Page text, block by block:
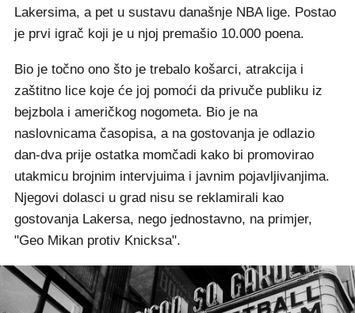
Lakersima, a pet u sustavu današnje NBA lige. Postao
je prvi igrač koji je u njoj premašio 10.000 poena.
Bio je točno ono što je trebalo košarci, atrakcija i
zaštitno lice koje će joj pomoći da privuče publiku iz
bejzbola i američkog nogometa. Bio je na
naslovnicama časopisa, a na gostovanja je odlazio
dan-dva prije ostatka momčadi kako bi promovirao
utakmicu brojnim intervjuima i javnim pojavljivanjima.
Njegovi dolasci u grad nisu se reklamirali kao
gostovanja Lakersa, nego jednostavno, na primjer,
"Geo Mikan protiv Knicksa".